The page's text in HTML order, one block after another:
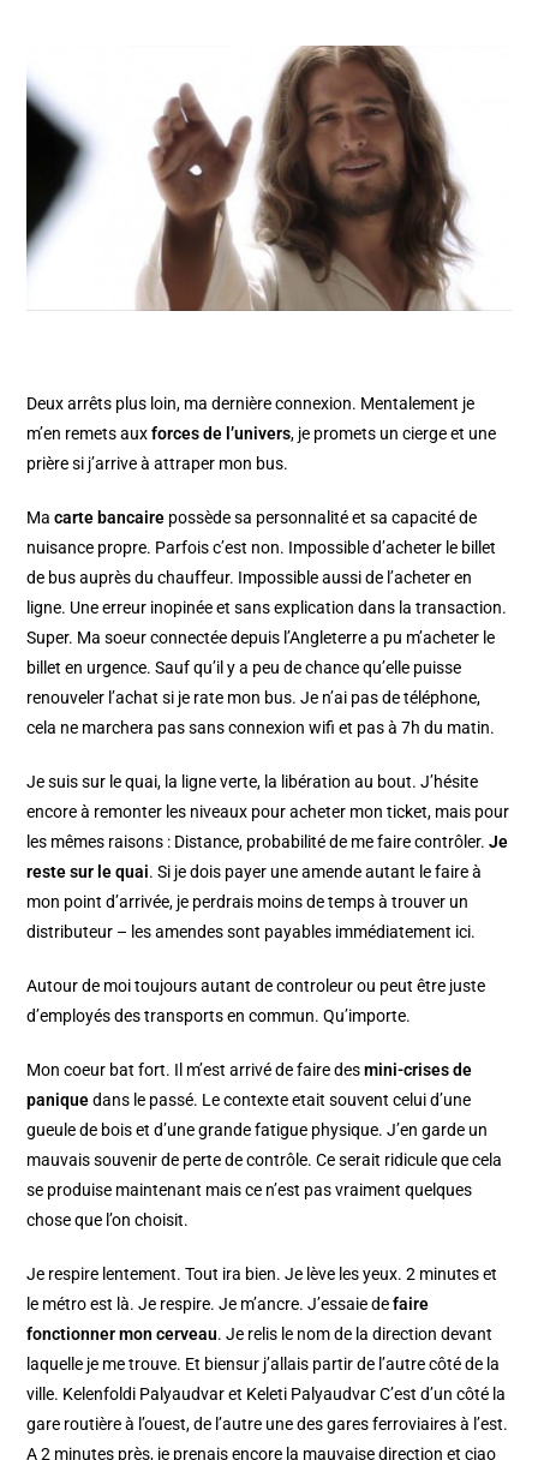
Deux arrêts plus loin, ma dernière connexion. Mentalement je
m’en remets auxforces de l’univers, je promets un cierge et une
prière si j’arrive à attraper mon bus.
Macarte bancaire possède sa personnalité et sa capacité de
nuisance propre. Parfois c’est non. Impossible d’acheter le billet
de bus auprès du chauffeur. Impossible aussi de l’acheter en
ligne. Une erreur inopinée et sans explication dans la transaction.
Super. Ma soeur connectée depuis l’Angleterre a pu m’acheter le
billet en urgence. Sauf qu’il y a peu de chance qu’elle puisse
renouveler l’achat si je rate mon bus. Je n’ai pas de téléphone,
cela ne marchera pas sans connexion wifi et pas à 7h du matin.
Je suis sur le quai, la ligne verte, la libération au bout. J’hésite
encore à remonter les niveaux pour acheter mon ticket, mais pour
les mêmes raisons : Distance, probabilité de me faire contrôler.Je
reste sur le quai. Si je dois payer une amende autant le faire à
mon point d’arrivée, je perdrais moins de temps à trouver un
distributeur – les amendes sont payables immédiatement ici.
Autour de moi toujours autant de controleur ou peut être juste
d’employés des transports en commun. Qu’importe.
Mon coeur bat fort. Il m’est arrivé de faire desmini-crises de
paniquedans le passé. Le contexte etait souvent celui d’une
gueule de bois et d’une grande fatigue physique. J’en garde un
mauvais souvenir de perte de contrôle. Ce serait ridicule que cela
se produise maintenant mais ce n’est pas vraiment quelques
chose que l’on choisit.
Je respire lentement. Tout ira bien. Je lève les yeux. 2 minutes et
le métro est là. Je respire. Je m’ancre. J’essaie defaire
fonctionner mon cerveau. Je relis le nom de la direction devant
laquelle je me trouve. Et biensur j’allais partir de l’autre côté de la
ville. Kelenfoldi Palyaudvar et Keleti Palyaudvar C’est d’un côté la
gare routière à l’ouest, de l’autre une des gares ferroviaires à l’est.
A 2 minutes près, je prenais encore la mauvaise direction et ciao